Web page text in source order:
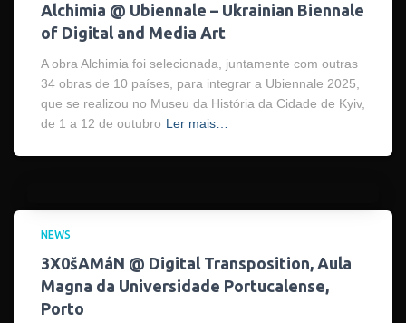
Alchimia @ Ubiennale – Ukrainian Biennale
of Digital and Media Art
A obra Alchimia foi selecionada, juntamente com outras
34 obras de 10 países, para integrar a Ubiennale 2025,
que se realizou no Museu da História da Cidade de Kyiv,
de 1 a 12 de outubro Ler mais…
NEWS
3X0šAMáN @ Digital Transposition, Aula
Magna da Universidade Portucalense,
Porto